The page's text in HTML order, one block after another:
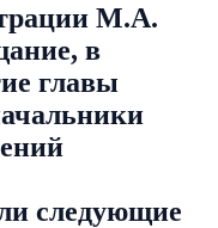
М.А.
в
главы
следующие